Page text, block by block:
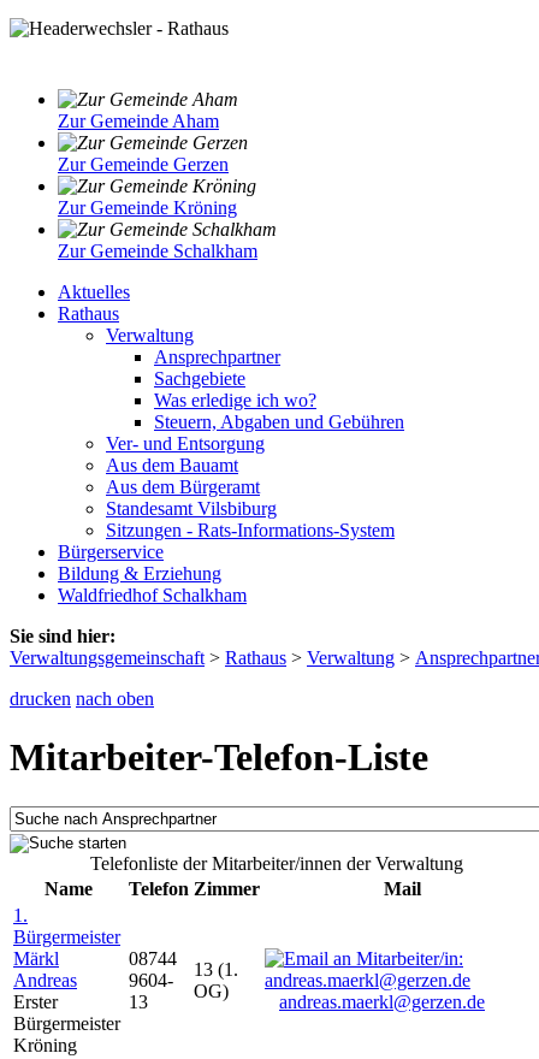
Zur Gemeinde Aham
Zur Gemeinde Gerzen
Zur Gemeinde Kröning
Zur Gemeinde Schalkham
Aktuelles
Rathaus
Verwaltung
Ansprechpartner
Sachgebiete
Was erledige ich wo?
Steuern, Abgaben und Gebühren
Ver- und Entsorgung
Aus dem Bauamt
Aus dem Bürgeramt
Standesamt Vilsbiburg
Sitzungen - Rats-Informations-System
Bürgerservice
Bildung & Erziehung
Waldfriedhof Schalkham
Sie sind hier:
Verwaltungsgemeinschaft > Rathaus > Verwaltung >
drucken nach oben
Mitarbeiter-Telefon-Liste
Telefonliste der Mitarbeiter/innen der Verwaltung
Name
Telefon Zimmer
Mail
1.
Bürgermeister
Märkl
Andreas
Erster
Bürgermeister
Kröning
08744
9604-
13
13 (1.
OG)
andreas.maerkl@gerzen.de